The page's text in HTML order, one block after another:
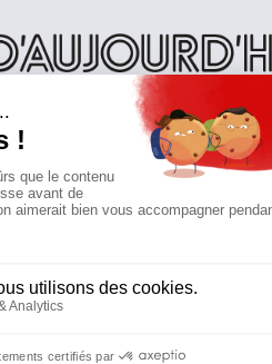
MENTIONS LÉGALESNOUS CONTACTER
actualités !